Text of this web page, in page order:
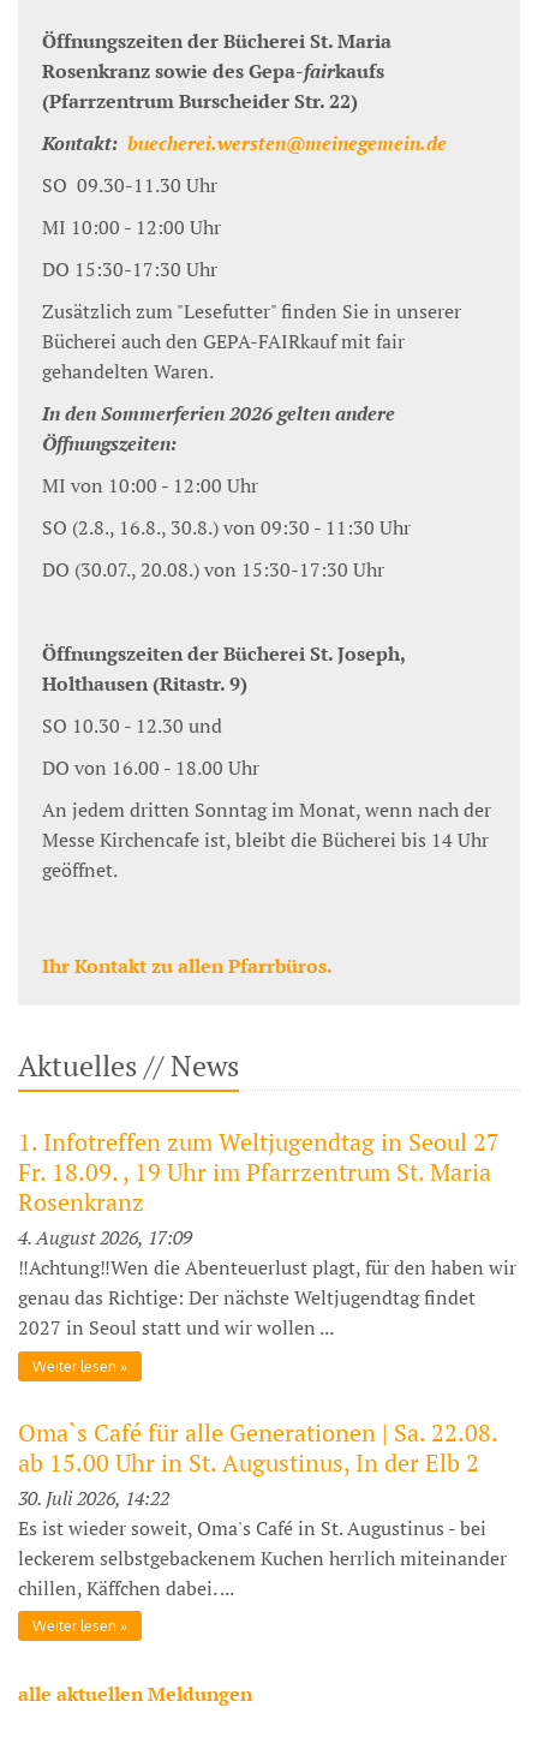
Öffnungszeiten der Bücherei St. Maria
Rosenkranz sowie des Gepa-fairkaufs
(Pfarrzentrum Burscheider Str. 22)
Kontakt: buecherei.wersten@meinegemein.de
SO 09.30-11.30 Uhr
MI 10:00 - 12:00 Uhr
DO 15:30-17:30 Uhr
Zusätzlich zum "Lesefutter" finden Sie in unserer
Bücherei auch den GEPA-FAIRkauf mit fair
gehandelten Waren.
In den Sommerferien 2026 gelten andere
Öffnungszeiten:
MI von 10:00 - 12:00 Uhr
SO (2.8., 16.8., 30.8.) von 09:30 - 11:30 Uhr
DO (30.07., 20.08.) von 15:30-17:30 Uhr
Öffnungszeiten der Bücherei St. Joseph,
Holthausen (Ritastr. 9)
SO 10.30 - 12.30 und
DO von 16.00 - 18.00 Uhr
An jedem dritten Sonntag im Monat, wenn nach der
Messe Kirchencafe ist, bleibt die Bücherei bis 14 Uhr
geöffnet.
Ihr Kontakt zu allen Pfarrbüros.
Aktuelles // News
1. Infotreffen zum Weltjugendtag in Seoul 27
Fr. 18.09. , 19 Uhr im Pfarrzentrum St. Maria
Rosenkranz
4. August 2026, 17:09
‼️Achtung‼️Wen die Abenteuerlust plagt, für den haben wir
genau das Richtige: Der nächste Weltjugendtag findet
2027 in Seoul statt und wir wollen ...
Weiter lesen
Oma`s Café für alle Generationen | Sa. 22.08.
ab 15.00 Uhr in St. Augustinus, In der Elb 2
30. Juli 2026, 14:22
Es ist wieder soweit, Oma's Café in St. Augustinus - bei
leckerem selbstgebackenem Kuchen herrlich miteinander
chillen, Käffchen dabei. ...
Weiter lesen
alle aktuellen Meldungen